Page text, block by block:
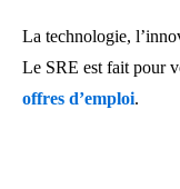
La technologie,
Le SRE est fait pour
offres d’emploi.